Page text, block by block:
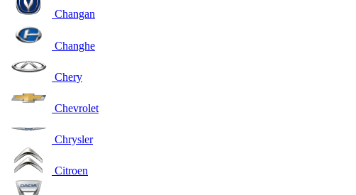
Changan
Changhe
Chery
Chevrolet
Chrysler
Citroen